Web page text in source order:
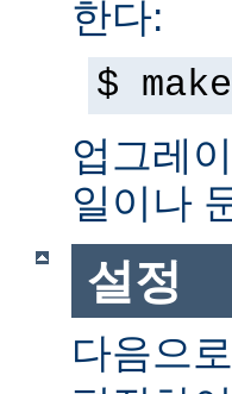
한다:
$
업그레
일이나
설정
다음으로